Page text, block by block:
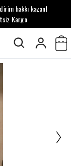
hakkı kazan!
Kargo